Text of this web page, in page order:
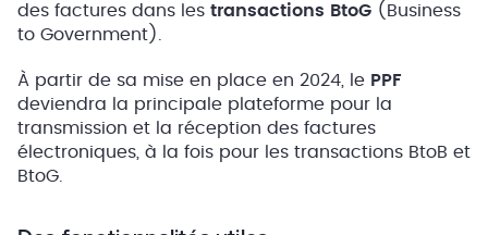
des factures dans les transactions BtoG (Business
to Government).
À partir de sa mise en place en 2024, le PPF
deviendra la principale plateforme pour la
transmission et la réception des factures
électroniques, à la fois pour les transactions BtoB et
BtoG.